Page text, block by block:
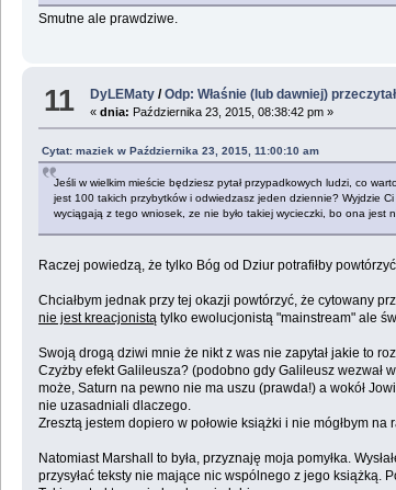
Smutne ale prawdziwe.
11 DyLEMaty /Odp: Właśnie (lub dawniej)
«dnia: Października 23, 2015, 08:38:42 pm »
Cytat: maziek w Października 23, 2015, 11:00:10 am
Jeśli w wielkim mieście będziesz pytał przypadkowych ludzi, co
jest 100 takich przybytków i odwiedzasz jeden dziennie? Wyjdzie
wyciągają z tego wniosek, ze nie było takiej wycieczki, bo ona jest
Raczej powiedzą, że tylko Bóg od Dziur potrafiłby
Chciałbym jednak przy tej okazji powtórzyć, że cytowany
nie jest kreacjonistątylko ewolucjonistą "mainstream" ale
Swoją drogą dziwi mnie że nikt z was nie zapytał jakie to
Czyżby efekt Galileusza? (podobno gdy Galileusz wezwał
może, Saturn na pewno nie ma uszu (prawda!) a wokół
nie uzasadniali dlaczego.
Zresztą jestem dopiero w połowie książki i nie mógłbym
Natomiast Marshall to była, przyznaję moja pomyłka.
przysyłać teksty nie mające nic wspólnego z jego książką.